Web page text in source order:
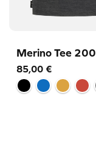
Merino Tee 200
85,00 €